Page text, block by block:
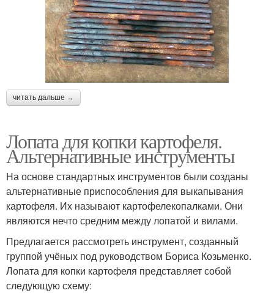
читать дальше →
Лопата для копки картофеля.
Альтернативные инструменты
На основе стандартных инструментов были созданы
альтернативные приспособления для выкапывания
картофеля. Их называют картофелекопалками. Они
являются нечто средним между лопатой и вилами.
Предлагается рассмотреть инструмент, созданный
группой учёных под руководством Бориса Козьменко.
Лопата для копки картофеля представляет собой
следующую схему: